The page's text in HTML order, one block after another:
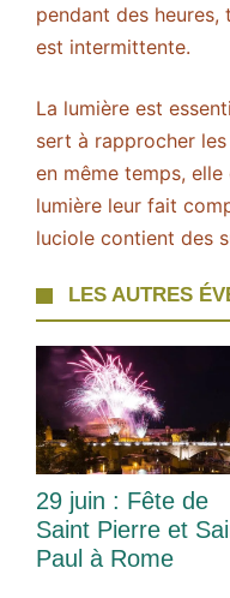
pendant des heures,
est intermittente.
La lumière est
sert à rapprocher
en même temps,
lumière leur fait
luciole contient des
LES AUTRES
29 juin : Fête de
Saint Pierre et
Paul à Rome